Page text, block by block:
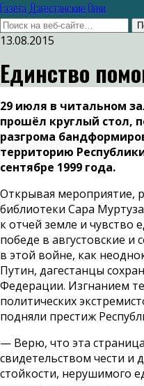
Газета Дагестанские Огни
13.08.2015
Единство
29 июля в читальном
прошёл круглый стол,
разгрома
территорию
сентябре 1999 года.
Открывая мероприятие,
библиотеки Сара
к отчей земле и чувство
победе в августовские и
в этой войне, как
Путин, дагестанцы
Федерации. Изгнанием
политических
подняли престиж
— Верю, что эта
свидетельством чести и
стойкости, нерушимого